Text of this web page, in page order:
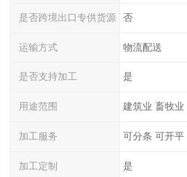
是否跨境出口专供货源 否
运输方式 物流配送
是否支持加工 是
用途范围 建筑业 畜牧业
加工服务 可分条 可开平
加工定制 是